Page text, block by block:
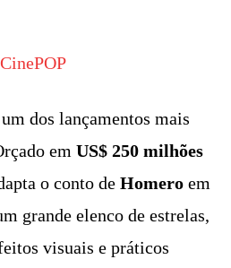
dos lançamentos mais
em US$ 250 milhões
o conto de Homero em
grande elenco de estrelas,
visuais e práticos